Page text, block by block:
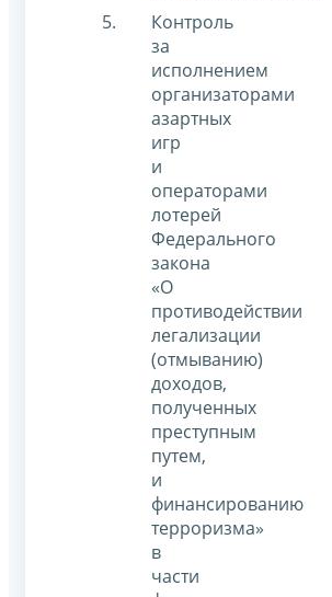
Контроль
за
исполнением
организаторами
азартных
игр
и
операторами
лотерей
Федерального
закона
«О
противодействии
легализации
(отмыванию)
доходов,
полученных
преступным
путем,
и
финансированию
терроризма»
в
части